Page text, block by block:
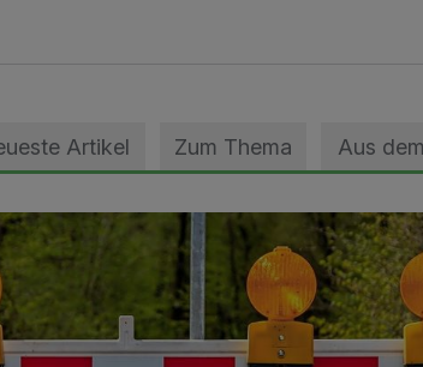
Artikel Zum Thema Aus
in Grevenbroich-Kapellen